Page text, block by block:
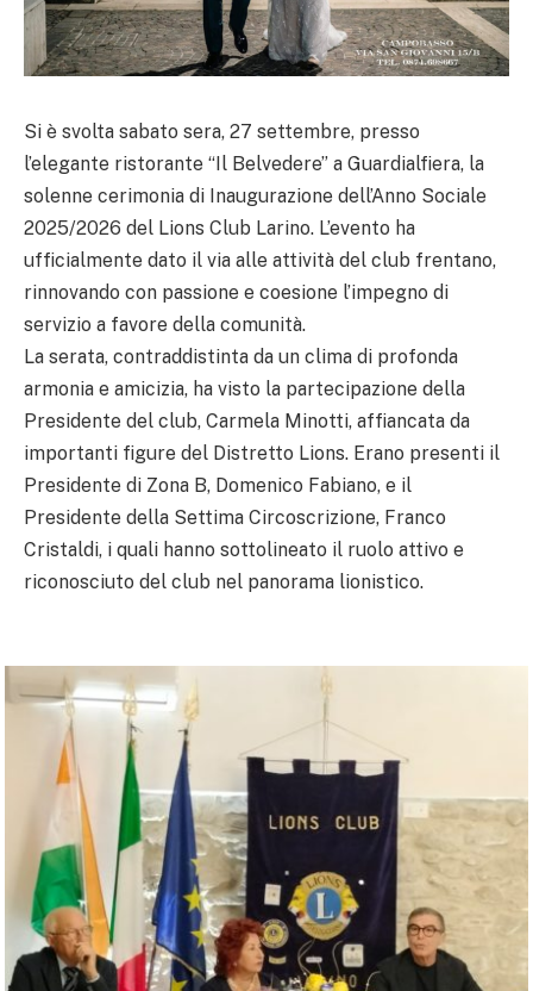
Si è svolta sabato sera, 27 settembre, presso
l’elegante ristorante “Il Belvedere” a Guardialfiera, la
solenne cerimonia di Inaugurazione dell’Anno Sociale
2025/2026 del Lions Club Larino. L’evento ha
ufficialmente dato il via alle attività del club frentano,
rinnovando con passione e coesione l’impegno di
servizio a favore della comunità.
La serata, contraddistinta da un clima di profonda
armonia e amicizia, ha visto la partecipazione della
Presidente del club, Carmela Minotti, affiancata da
importanti figure del Distretto Lions. Erano presenti il
Presidente di Zona B, Domenico Fabiano, e il
Presidente della Settima Circoscrizione, Franco
Cristaldi, i quali hanno sottolineato il ruolo attivo e
riconosciuto del club nel panorama lionistico.